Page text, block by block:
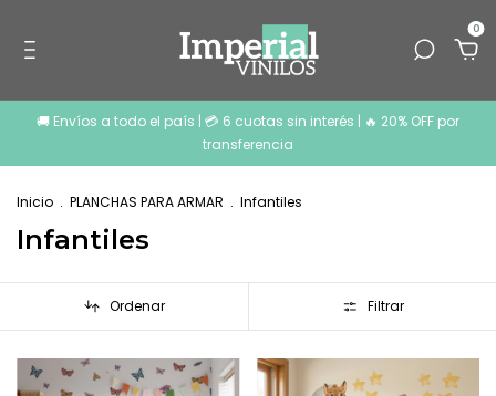
0
🚚 Envíos a todo el país | 💳 6 cuotas sin interés | 🔥 20% OFF por
transferencia
Inicio . PLANCHAS PARA ARMAR . Infantiles
Infantiles
Ordenar Filtrar